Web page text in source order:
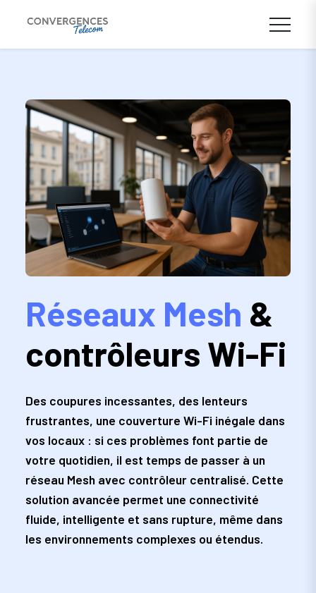
Réseaux Mesh &
contrôleurs Wi-Fi
Des coupures incessantes, des lenteurs
frustrantes, une couverture Wi-Fi inégale dans
vos locaux : si ces problèmes font partie de
votre quotidien, il est temps de passer à un
réseau Mesh avec contrôleur centralisé. Cette
solution avancée permet une connectivité
fluide, intelligente et sans rupture, même dans
les environnements complexes ou étendus.